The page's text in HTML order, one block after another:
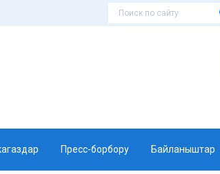
Пресс-борбору Байланыштар